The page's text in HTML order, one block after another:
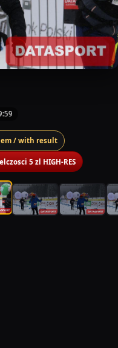
/ with result
5 zl HIGH-RES